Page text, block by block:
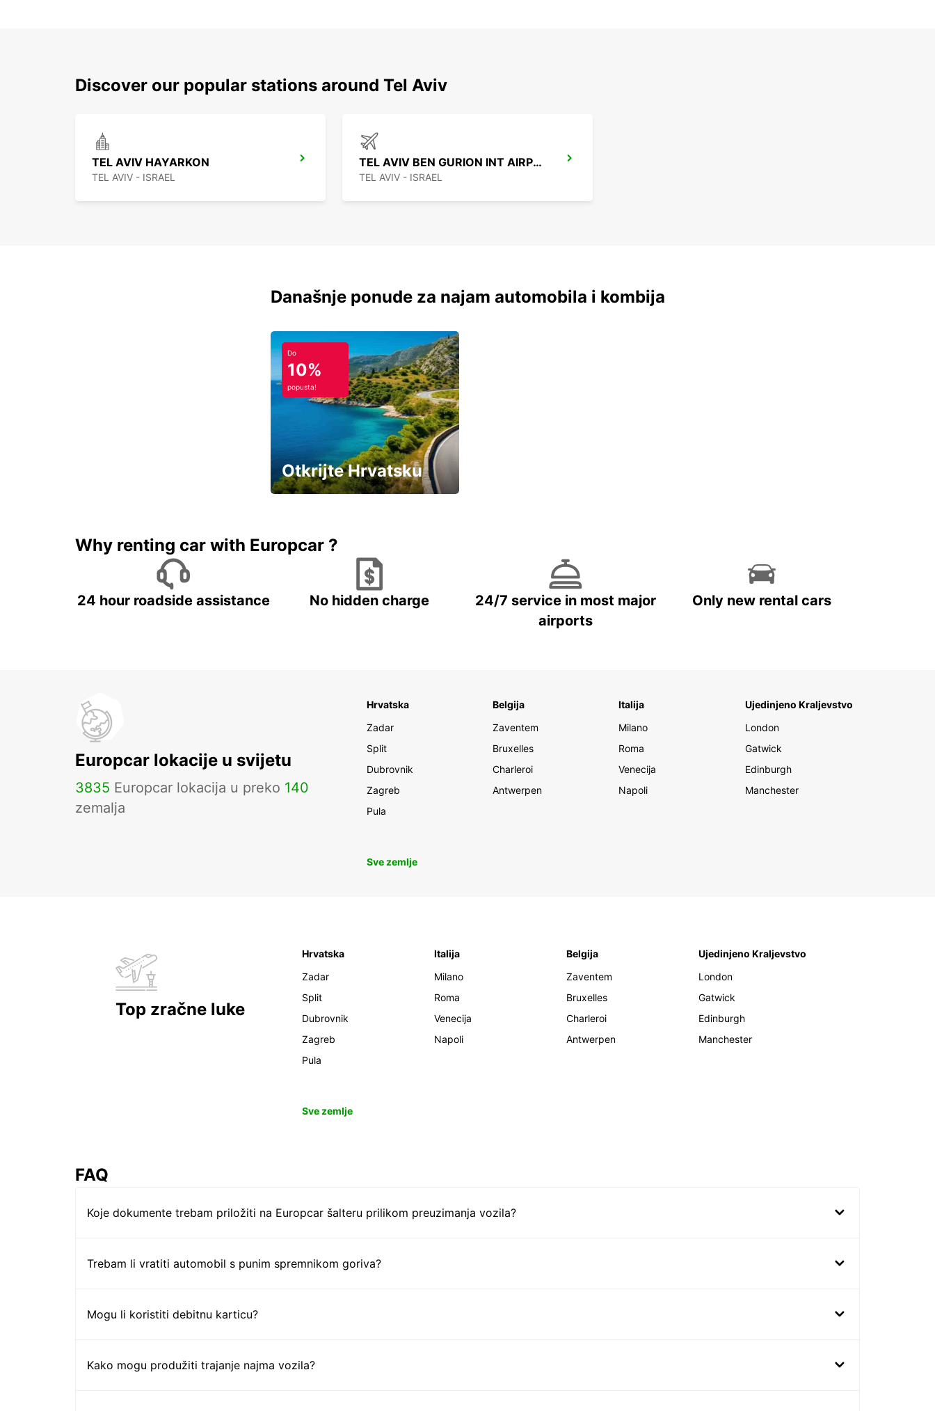
Discover our popular stations around Tel Aviv
TEL AVIV HAYARKON
TEL AVIV - ISRAEL
TEL AVIV BEN GURION INT AIRPORT
TEL AVIV - ISRAEL
Današnje ponude za najam automobila i kombija
Do
10%
popusta!
Otkrijte Hrvatsku
Why renting car with Europcar ?
24 hour roadside assistance No hidden charge
24/7 service in most major
airports
Only new rental cars
Europcar lokacije u svijetu
3835 Europcar lokacija u preko 140
zemalja
Hrvatska
Zadar
Split
Dubrovnik
Zagreb
Pula
Belgija
Zaventem
Bruxelles
Charleroi
Antwerpen
Italija
Milano
Roma
Venecija
Napoli
Ujedinjeno Kraljevstvo
London
Gatwick
Edinburgh
Manchester
Sve zemlje
Top zračne luke
Hrvatska
Zadar
Split
Dubrovnik
Zagreb
Pula
Italija
Milano
Roma
Venecija
Napoli
Belgija
Zaventem
Bruxelles
Charleroi
Antwerpen
Ujedinjeno Kraljevstvo
London
Gatwick
Edinburgh
Manchester
Sve zemlje
FAQ
Koje dokumente trebam priložiti na Europcar šalteru prilikom preuzimanja vozila?
Trebam li vratiti automobil s punim spremnikom goriva?
Mogu li koristiti debitnu karticu?
Kako mogu produžiti trajanje najma vozila?